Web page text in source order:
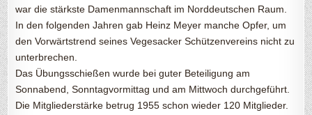
war die stärkste Damenmannschaft im Norddeutschen Raum.
In den folgenden Jahren gab Heinz Meyer manche Opfer, um
den Vorwärtstrend seines Vegesacker Schützenvereins nicht zu
unterbrechen.
Das Übungsschießen wurde bei guter Beteiligung am
Sonnabend, Sonntagvormittag und am Mittwoch durchgeführt.
Die Mitgliederstärke betrug 1955 schon wieder 120 Mitglieder.